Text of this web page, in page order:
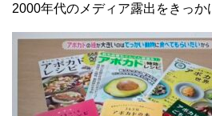
2000年代のメディア露出をきっか